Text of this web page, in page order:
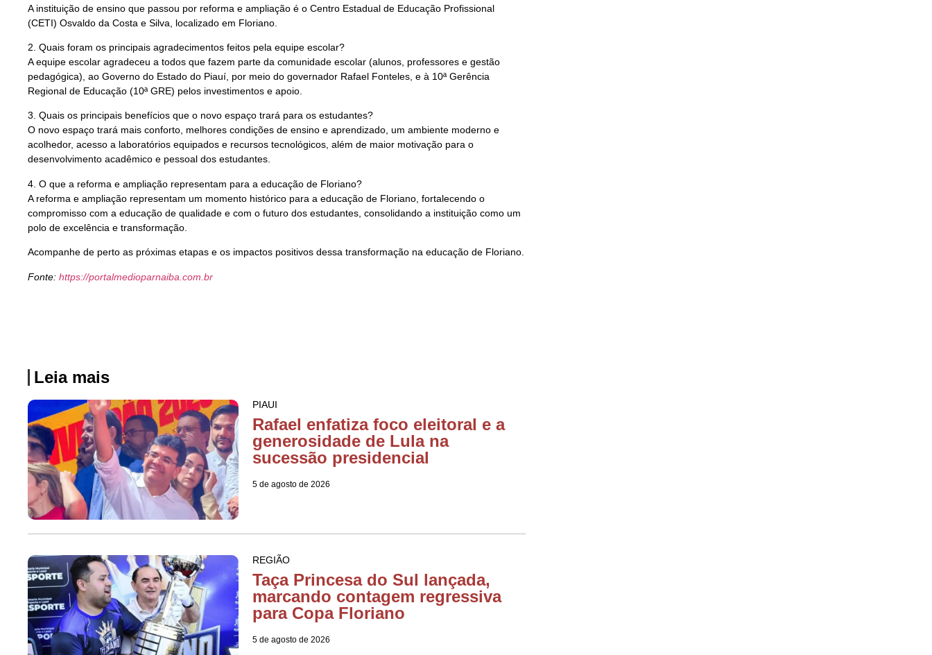
A instituição de ensino que passou por reforma e ampliação é o Centro Estadual de Educação Profissional
(CETI) Osvaldo da Costa e Silva, localizado em Floriano.
2. Quais foram os principais agradecimentos feitos pela equipe escolar?
A equipe escolar agradeceu a todos que fazem parte da comunidade escolar (alunos, professores e gestão
pedagógica), ao Governo do Estado do Piauí, por meio do governador Rafael Fonteles, e à 10ª Gerência
Regional de Educação (10ª GRE) pelos investimentos e apoio.
3. Quais os principais benefícios que o novo espaço trará para os estudantes?
O novo espaço trará mais conforto, melhores condições de ensino e aprendizado, um ambiente moderno e
acolhedor, acesso a laboratórios equipados e recursos tecnológicos, além de maior motivação para o
desenvolvimento acadêmico e pessoal dos estudantes.
4. O que a reforma e ampliação representam para a educação de Floriano?
A reforma e ampliação representam um momento histórico para a educação de Floriano, fortalecendo o
compromisso com a educação de qualidade e com o futuro dos estudantes, consolidando a instituição como um
polo de excelência e transformação.
Acompanhe de perto as próximas etapas e os impactos positivos dessa transformação na educação de Floriano.
Fonte: https://portalmedioparnaiba.com.br
Leia mais
PIAUI
Rafael enfatiza foco eleitoral e a
generosidade de Lula na
sucessão presidencial
5 de agosto de 2026
REGIÃO
Taça Princesa do Sul lançada,
marcando contagem regressiva
para Copa Floriano
5 de agosto de 2026